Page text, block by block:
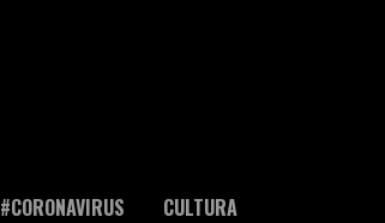
#CORONAVIRUS CULTURA